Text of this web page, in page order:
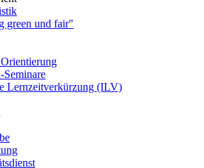
green und fair"
Seminare
Lernzeitverkürzung (ILV)